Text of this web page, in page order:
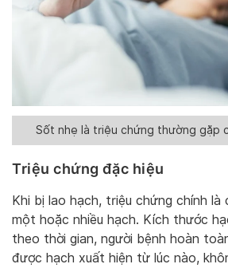
Sốt nhẹ là triệu chứng thường gặp
Triệu chứng đặc hiệu
Khi bị lao hạch, triệu chứng chính là
một hoặc nhiều hạch. Kích thước
theo thời gian, người bệnh hoàn
được hạch xuất hiện từ lúc nào,